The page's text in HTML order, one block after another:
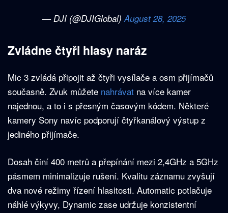
— DJI (@DJIGlobal)August 28, 2025
Zvládne čtyři hlasy naráz
Mic 3 zvládá připojit až čtyři vysílače a osm přijímačů
současně. Zvuk můžete nahrávat na více kamer
najednou, a to i s přesným časovým kódem. Některé
kamery Sony navíc podporují čtyřkanálový výstup z
jediného přijímače.
Dosah činí 400 metrů a přepínání mezi 2,4GHz a 5GHz
pásmem minimalizuje rušení. Kvalitu záznamu zvyšují
dva nové režimy řízení hlasitosti. Automatic potlačuje
náhlé výkyvy, Dynamic zase udržuje konzistentní